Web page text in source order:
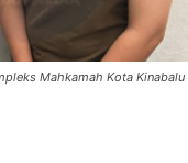
Mahkamah Kota Kinabalu